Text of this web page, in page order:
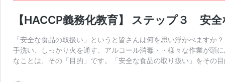
【HACCP義務化教育】 ステップ３ 安
「安全な食品の取扱い」というと皆さんは何を思い浮かべますか？
手洗い、しっかり火を通す、アルコール消毒・・様々な作業が頭
なことは、その「目的」です。「安全な食品の取り扱い」をその